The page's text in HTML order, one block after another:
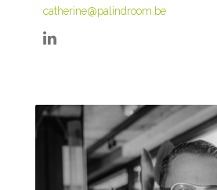
catherine@palindroom.be